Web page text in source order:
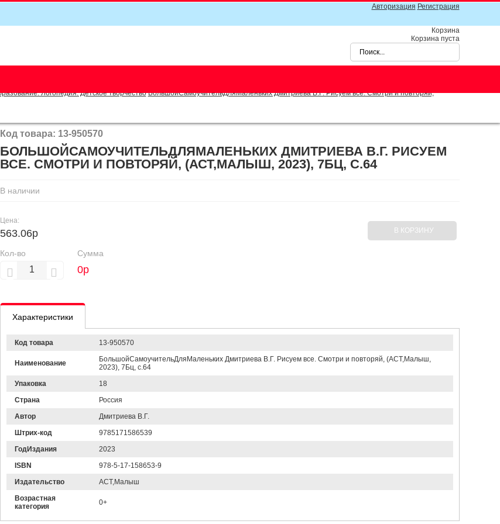
Авторизация Регистрация
Корзина
Корзина пуста
Логопедия. Детское творчество БольшойСамоучительДляМаленьких Дмитриева В.Г. Рисуем все. Смотри и повторяй,
Код товара: 13-950570
БОЛЬШОЙСАМОУЧИТЕЛЬДЛЯМАЛЕНЬКИХ ДМИТРИЕВА В.Г. РИСУЕМ
ВСЕ. СМОТРИ И ПОВТОРЯЙ, (АСТ,МАЛЫШ, 2023), 7БЦ, C.64
В наличии
Цена:
563.06р
Кол-во Сумма
0р
В КОРЗИНУ
Характеристики
Код товара 13-950570
Наименование
БольшойСамоучительДляМаленьких Дмитриева В.Г. Рисуем все. Смотри и повторяй, (АСТ,Малыш,
2023), 7Бц, c.64
Упаковка
18
Страна
Россия
Автор
Дмитриева В.Г.
Штрих-код
9785171586539
ГодИздания
2023
ISBN
978-5-17-158653-9
Издательство
АСТ,Малыш
Возрастная
категория
0+